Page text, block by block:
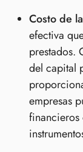
Costo de
efectiva
prestados.
del capital
empresas
financieros